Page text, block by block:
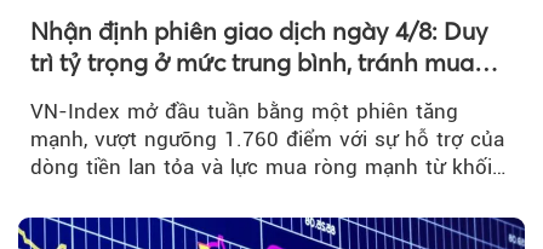
Nhận định phiên giao dịch ngày 4/8: Duy
trì tỷ trọng ở mức trung bình, tránh mua
VN-Index mở đầu tuần bằng một phiên tăng
mạnh, vượt ngưỡng 1.760 điểm với sự hỗ trợ của
dòng tiền lan tỏa và lực mua ròng mạnh từ khối